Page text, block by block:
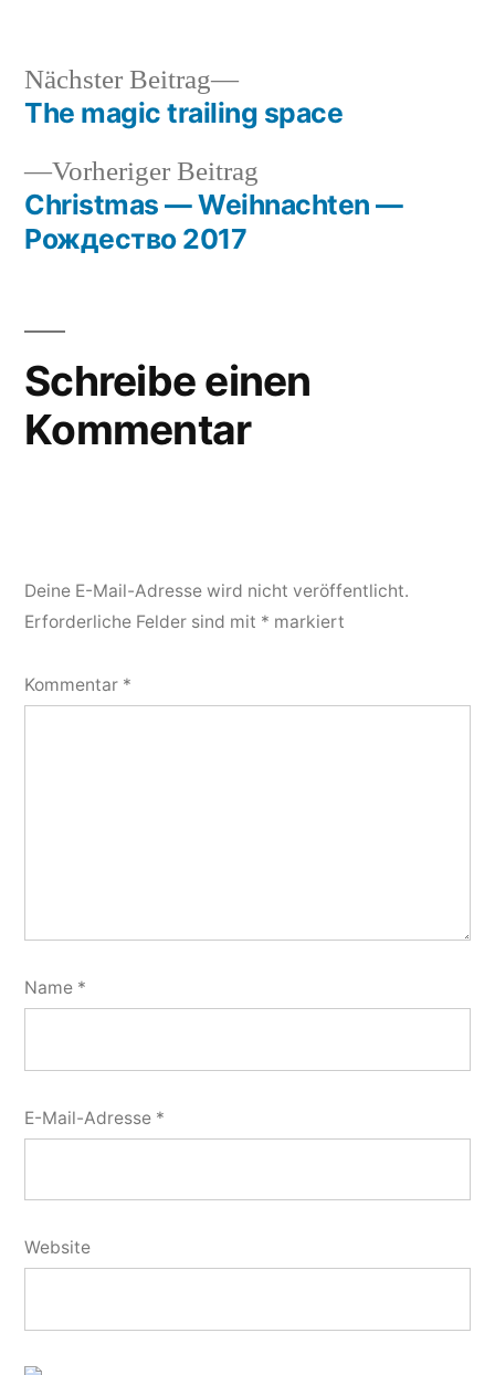
Beitragsnavigation
Vorheriger Beitrag
Beitrag:
Christmas — Weihnachten —
Рождество 2017
Nächster Beitrag
Nächster
Beitrag:
The magic trailing space
Schreibe einen
Kommentar
Deine E-Mail-Adresse wird nicht veröffentlicht.
Erforderliche Felder sind mit * markiert
Kommentar *
Name *
E-Mail-Adresse *
Website